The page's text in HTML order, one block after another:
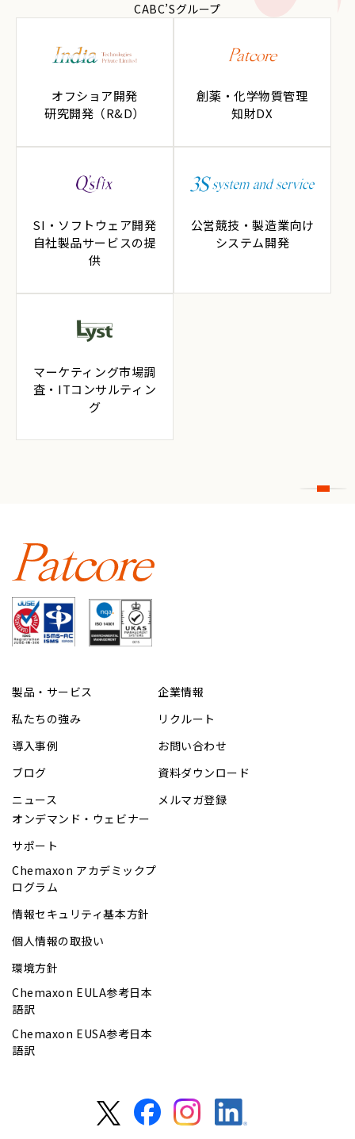
CABC’Sグループ
オフショア開発
研究開発（R&D）
創薬・化学物質管理
知財DX
SI・ソフトウェア開発
自社製品サービスの提
供
公営競技・製造業向け
システム開発
マーケティング市場調
査・ITコンサルティン
グ
製品・サービス
私たちの強み
導入事例
ブログ
ニュース
企業情報
リクルート
お問い合わせ
資料ダウンロード
メルマガ登録
オンデマンド・ウェビナー
サポート
Chemaxon アカデミックプ
ログラム
情報セキュリティ基本方針
個人情報の取扱い
環境方針
Chemaxon EULA参考日本
語訳
Chemaxon EUSA参考日本
語訳